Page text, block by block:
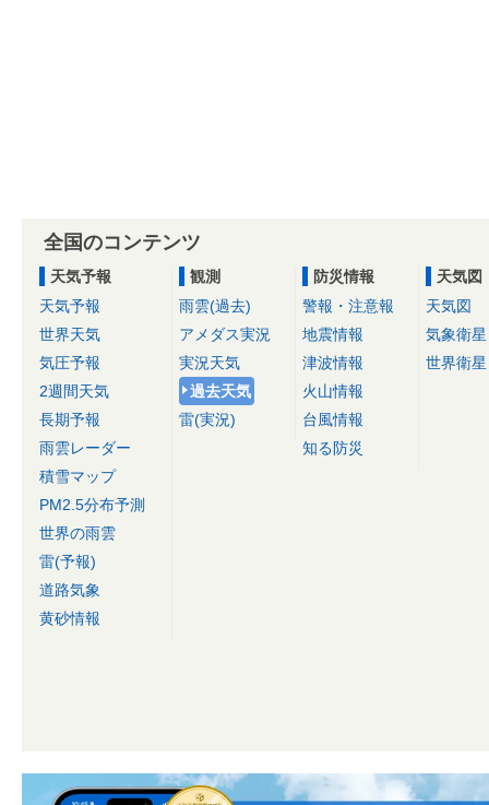
全国のコンテンツ
天気予報
天気予報
世界天気
気圧予報
2週間天気
長期予報
雨雲レーダー
積雪マップ
PM2.5分布予測
世界の雨雲
雷(予報)
道路気象
黄砂情報
観測
雨雲(過去)
アメダス実況
実況天気
過去天気
雷(実況)
防災情報
警報・注意報
地震情報
津波情報
火山情報
台風情報
知る防災
天気図
天気図
気象衛星
世界衛星